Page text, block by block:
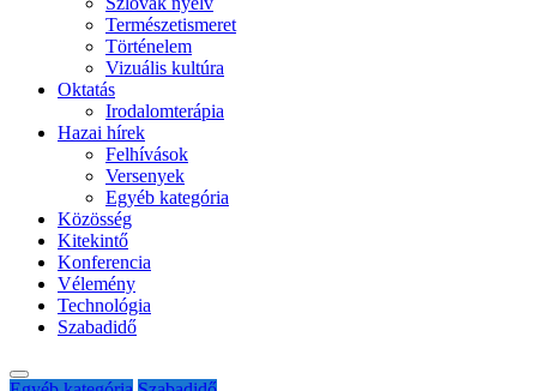
Természetismeret
Történelem
Vizuális kultúra
Oktatás
Irodalomterápia
Hazai hírek
Felhívások
Versenyek
Egyéb kategória
Közösség
Kitekintő
Konferencia
Vélemény
Technológia
Szabadidő